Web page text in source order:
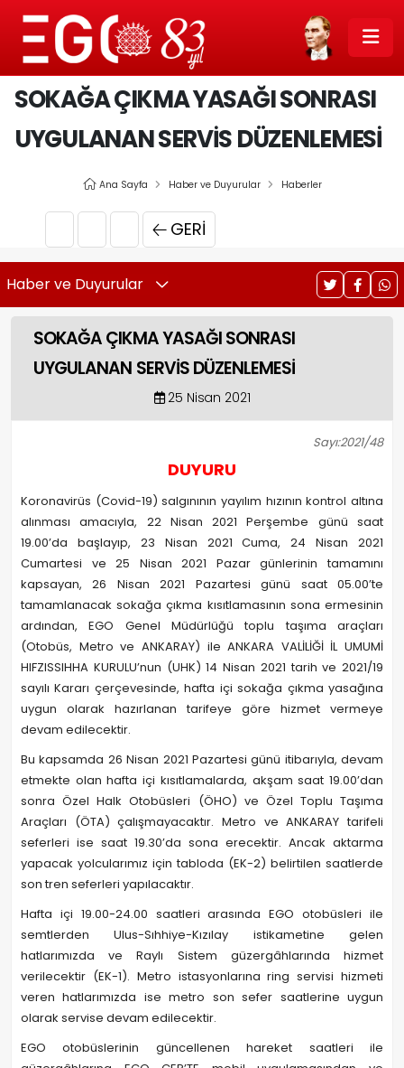
SOKAĞA ÇIKMA YASAĞI SONRASI
UYGULANAN SERVİS DÜZENLEMESİ
Ana Sayfa Haber ve Duyurular Haberler
GERI
Haber ve Duyurular
SOKAĞA ÇIKMA YASAĞI SONRASI
UYGULANAN SERVİS DÜZENLEMESİ
25 Nisan 2021
Sayı:2021/48
DUYURU
Koronavirüs (Covid-19) salgınının yayılım hızının kontrol altına
alınması amacıyla, 22 Nisan 2021 Perşembe günü saat
19.00’da başlayıp, 23 Nisan 2021 Cuma, 24 Nisan 2021
Cumartesi ve 25 Nisan 2021 Pazar günlerinin tamamını
kapsayan, 26 Nisan 2021 Pazartesi günü saat 05.00’te
tamamlanacak sokağa çıkma kısıtlamasının sona ermesinin
ardından, EGO Genel Müdürlüğü toplu taşıma araçları
(Otobüs, Metro ve ANKARAY) ile ANKARA VALİLİĞİ İL UMUMİ
HIFZISSIHHA KURULU’nun (UHK) 14 Nisan 2021 tarih ve 2021/19
sayılı Kararı çerçevesinde, hafta içi sokağa çıkma yasağına
uygun olarak hazırlanan tarifeye göre hizmet vermeye
devam edilecektir.
Bu kapsamda 26 Nisan 2021 Pazartesi günü itibarıyla, devam
etmekte olan hafta içi kısıtlamalarda, akşam saat 19.00’dan
sonra Özel Halk Otobüsleri (ÖHO) ve Özel Toplu Taşıma
Araçları (ÖTA) çalışmayacaktır. Metro ve ANKARAY tarifeli
seferleri ise saat 19.30’da sona erecektir. Ancak aktarma
yapacak yolcularımız için tabloda (EK-2) belirtilen saatlerde
son tren seferleri yapılacaktır.
Hafta içi 19.00-24.00 saatleri arasında EGO otobüsleri ile
semtlerden Ulus-Sıhhiye-Kızılay istikametine gelen
hatlarımızda ve Raylı Sistem güzergâhlarında hizmet
verilecektir (EK-1). Metro istasyonlarına ring servisi hizmeti
veren hatlarımızda ise metro son sefer saatlerine uygun
olarak servise devam edilecektir.
EGO otobüslerinin güncellenen hareket saatleri ile